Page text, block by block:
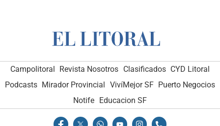
Campolitoral Revista Nosotros Clasificados CYD Litoral
Podcasts Mirador Provincial VivíMejor SF Puerto Negocios
Notife
Educacion SF